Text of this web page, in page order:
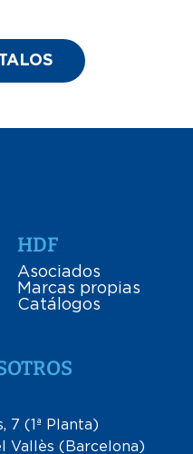
HDF
Asociados
Marcas propias
Catálogos
7 (1ª Planta)
Vallès (Barcelona)